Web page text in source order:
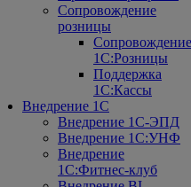
Сопровождение
розницы
Сопровождение
1С:Розницы
Поддержка
1С:Кассы
Внедрение 1С
Внедрение 1С-ЭПД
Внедрение 1С:УНФ
Внедрение
1С:Фитнес-клуб